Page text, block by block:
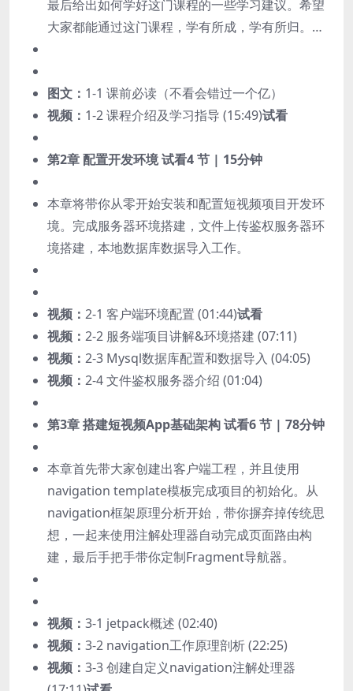
最后给出如何学好这门课程的一些学习建议。希望
大家都能通过这门课程，学有所成，学有所归。…
图文： 1-1 课前必读（不看会错过一个亿）
视频： 1-2 课程介绍及学习指导 (15:49)试看
第2章 配置开发环境试看4 节 | 15分钟
本章将带你从零开始安装和配置短视频项目开发环
境。完成服务器环境搭建，文件上传鉴权服务器环
境搭建，本地数据库数据导入工作。
视频： 2-1 客户端环境配置 (01:44)试看
视频： 2-2 服务端项目讲解&环境搭建 (07:11)
视频： 2-3 Mysql数据库配置和数据导入 (04:05)
视频： 2-4 文件鉴权服务器介绍 (01:04)
第3章 搭建短视频App基础架构试看6 节 | 78分钟
本章首先带大家创建出客户端工程，并且使用
navigation template模板完成项目的初始化。从
navigation框架原理分析开始，带你摒弃掉传统思
想，一起来使用注解处理器自动完成页面路由构
建，最后手把手带你定制Fragment导航器。
视频： 3-1 jetpack概述 (02:40)
视频： 3-2 navigation工作原理剖析 (22:25)
视频： 3-3 创建自定义navigation注解处理器